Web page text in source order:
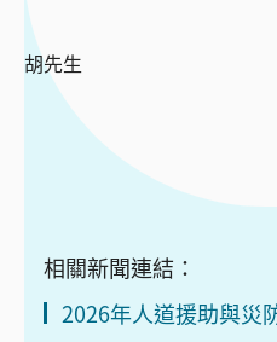
胡先生
相關新聞連結：
2026年人道援助與災